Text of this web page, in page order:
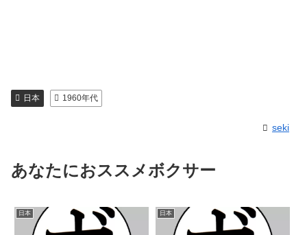
日本 1960年代
seki
あなたにおススメボクサー
日本 日本